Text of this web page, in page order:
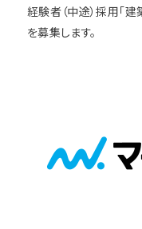
経験者（中途）採用「
を募集します。